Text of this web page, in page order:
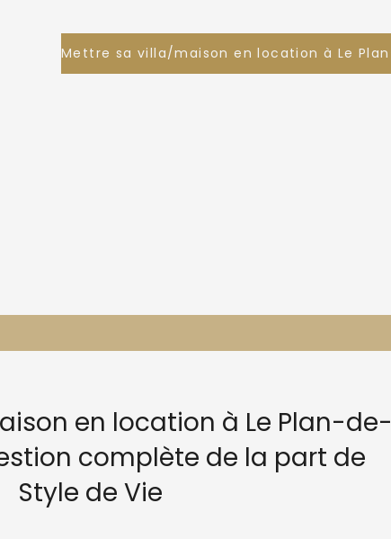
en location à Le Plan-de-
complète de la part de
Style de Vie